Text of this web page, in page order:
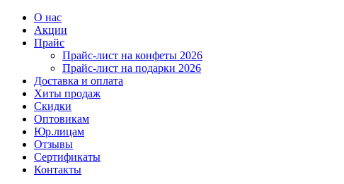
О нас
Акции
Прайс
Прайс-лист на конфеты 2026
Прайс-лист на подарки 2026
Доставка и оплата
Хиты продаж
Скидки
Оптовикам
Юр.лицам
Отзывы
Сертификаты
Контакты